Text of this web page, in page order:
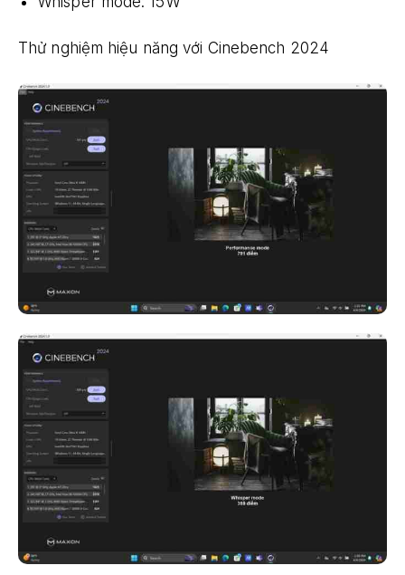
Thử nghiệm hiệu năng với Cinebench 2024